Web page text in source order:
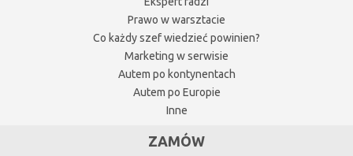
Prawo w warsztacie
Co każdy szef wiedzieć powinien?
Marketing w serwisie
Autem po kontynentach
Autem po Europie
Inne
ZAMÓW